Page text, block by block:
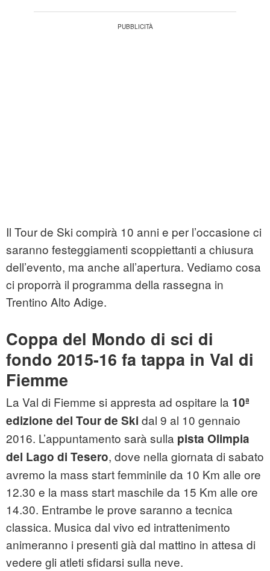
Il Tour de Ski compirà 10 anni e per l’occasione ci
saranno festeggiamenti scoppiettanti a chiusura
dell’evento, ma anche all’apertura. Vediamo cosa
ci proporrà il programma della rassegna in
Trentino Alto Adige.
Coppa del Mondo di sci di
fondo 2015-16 fa tappa in Val di
Fiemme
La Val di Fiemme si appresta ad ospitare la 10ª
edizione del Tour de Ski dal 9 al 10 gennaio
2016. L’appuntamento sarà sulla pista Olimpia
del Lago di Tesero, dove nella giornata di sabato
avremo la mass start femminile da 10 Km alle ore
12.30 e la mass start maschile da 15 Km alle ore
14.30. Entrambe le prove saranno a tecnica
classica. Musica dal vivo ed intrattenimento
animeranno i presenti già dal mattino in attesa di
vedere gli atleti sfidarsi sulla neve.